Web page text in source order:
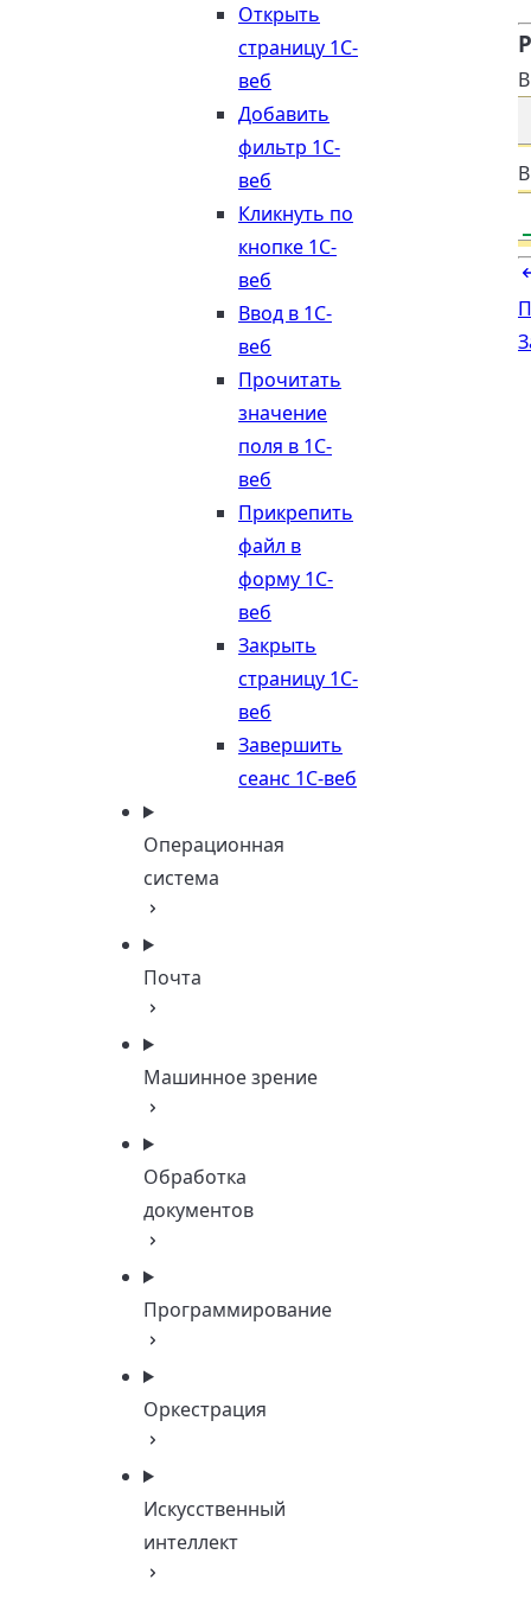
Открыть
страницу 1С-
веб
Добавить
фильтр 1С-
веб
Кликнуть по
кнопке 1С-
веб
Ввод в 1С-
веб
Прочитать
значение
поля в 1С-
веб
Прикрепить
файл в
форму 1С-
веб
Закрыть
страницу 1С-
веб
Завершить
сеанс 1С-веб
Операционная
система
Почта
Машинное зрение
Обработка
документов
Программирование
Оркестрация
Искусственный
интеллект